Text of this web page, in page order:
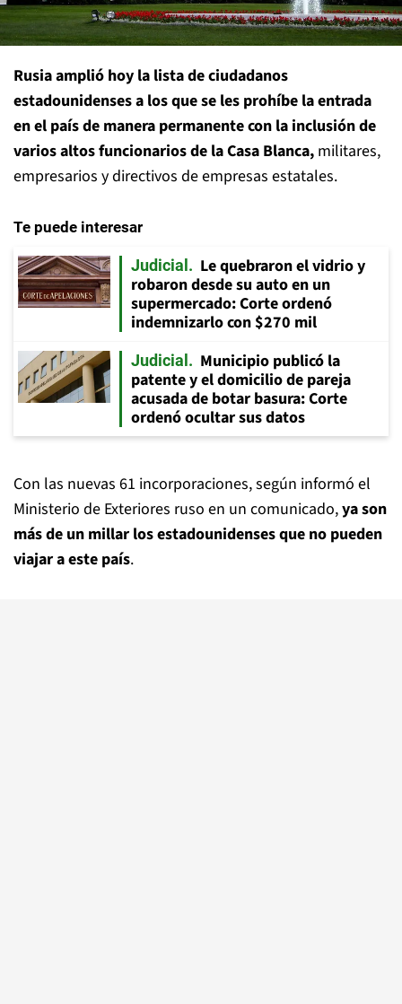
Rusia amplió hoy la lista de ciudadanos
estadounidenses a los que se les prohíbe la entrada
en el país de manera permanente con la inclusión de
varios altos funcionarios de la Casa Blanca, militares,
empresarios y directivos de empresas estatales.
Te puede interesar
Judicial
Le quebraron el vidrio y
robaron desde su auto en un
supermercado: Corte ordenó
indemnizarlo con $270 mil
Judicial
Municipio publicó la
patente y el domicilio de pareja
acusada de botar basura: Corte
ordenó ocultar sus datos
Con las nuevas 61 incorporaciones, según informó el
Ministerio de Exteriores ruso en un comunicado,ya son
más de un millar los estadounidenses que no pueden
viajar a este país.